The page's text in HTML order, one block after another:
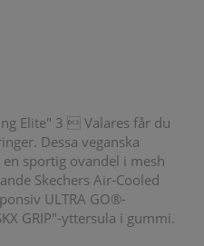
Elite" 3  Valares får du
Dessa veganska
sportig ovandel i mesh
Skechers Air-Cooled
ULTRA GO®-
GRIP"-yttersula i gummi.